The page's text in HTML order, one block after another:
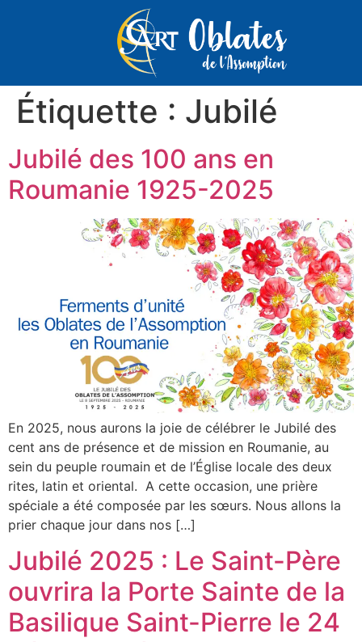
Étiquette : Jubilé
Jubilé des 100 ans en
Roumanie 1925-2025
En 2025, nous aurons la joie de célébrer le Jubilé des
cent ans de présence et de mission en Roumanie, au
sein du peuple roumain et de l’Église locale des deux
rites, latin et oriental. A cette occasion, une prière
spéciale a été composée par les sœurs. Nous allons la
prier chaque jour dans nos […]
Jubilé 2025 : Le Saint-Père
ouvrira la Porte Sainte de la
Basilique Saint-Pierre le 24